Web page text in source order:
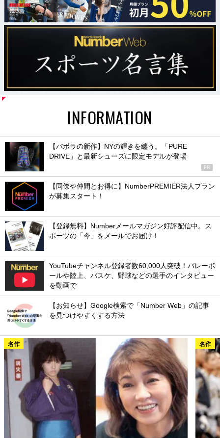
INFORMATION
【バボラの新作】NYの輝きを纏う。「PURE
DRIVE」と最新シューズに限定モデルが登場
PR
【同僚や仲間とお得に】NumberPREMIER法人プラン
が募集スタート！
【登録無料】Numberメールマガジン好評配信中。ス
ポーツの「今」をメールでお届け！
YouTubeチャンネル登録者数60,000人突破！バレーボ
ールや陸上、バスケ、野球などの選手のインタビュー
を動画で
【お知らせ】Google検索で「Number Web」の記事
を見つけやすくする方法
名作 名作